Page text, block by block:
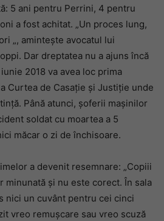
5 ani pentru Perrini, 4 pentru
a fost achitat. „Un proces lung,
„, amintește avocatul lui
Dar dreptatea nu a ajuns încă
2018 va avea loc prima
Curtea de Casație și Justiție unde
Până atunci, șoferii mașinilor
soldat cu moartea a 5
măcar o zi de închisoare.
a devenit resemnare: „Copiii
minunată și nu este corect. În sala
nici un cuvânt pentru cei cinci
vreo remușcare sau vreo scuză